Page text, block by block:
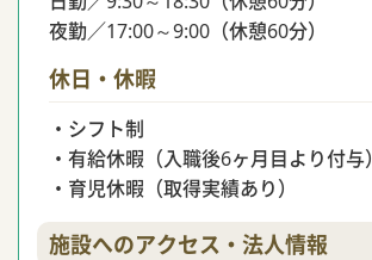
夜勤／17:00～9:00（休憩60分）
休日・休暇
・シフト制
・有給休暇（入職後6ヶ月目より付与）
・育児休暇（取得実績あり）
施設へのアクセス・法人情報